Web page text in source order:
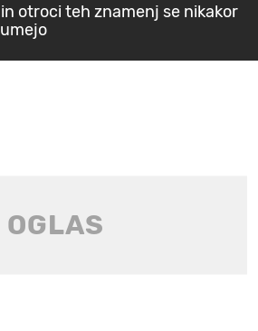
otroci teh znamenj se nikakor